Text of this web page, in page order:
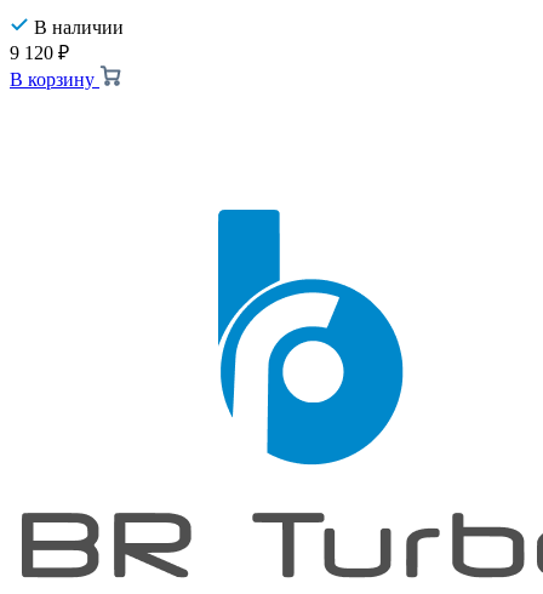
В наличии
9 120 ₽
В корзину